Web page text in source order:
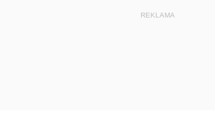
REKLAMA